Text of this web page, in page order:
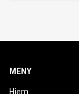
MENY
Hjem